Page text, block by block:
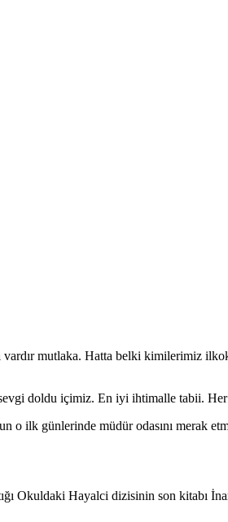
vardır mutlaka. Hatta belki kimilerimiz
doldu içimiz. En iyi ihtimalle tabii.
ilk günlerinde müdür odasını merak
Okuldaki Hayalci dizisinin son kitabı